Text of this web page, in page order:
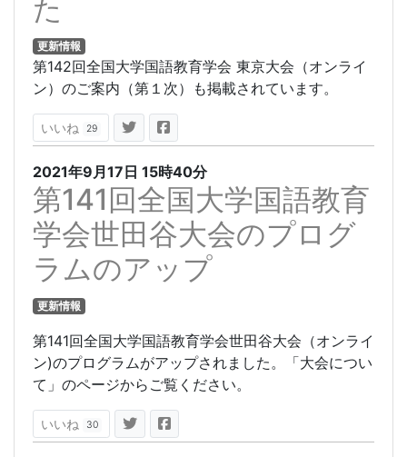
た
更新情報
第142回全国大学国語教育学会 東京大会（オンライ
ン）のご案内（第１次）も掲載されています。
いいね 29
2021年9月17日 15時40分
第141回全国大学国語教育
学会世田谷大会のプログ
ラムのアップ
更新情報
第141回全国大学国語教育学会世田谷大会（オンライ
ン)のプログラムがアップされました。「大会につい
て」のページからご覧ください。
いいね 30